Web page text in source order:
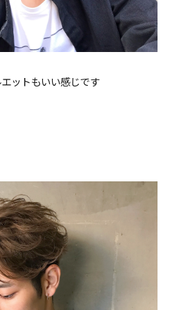
ットもいい感じです